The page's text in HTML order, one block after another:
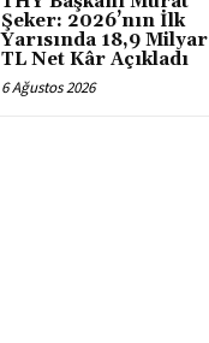
Şeker: 2026’nın İlk
Yarısında 18,9 Milyar
TL Net Kâr Açıkladı
6 Ağustos 2026